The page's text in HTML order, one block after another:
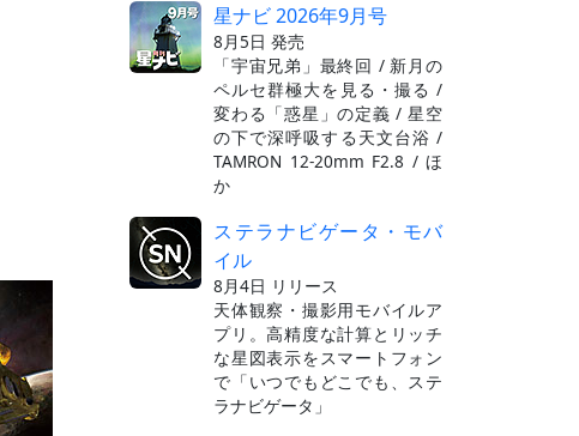
星ナビ 2026年9月号
8月5日 発売
「宇宙兄弟」最終回 / 新月の
ペルセ群極大を見る・撮る /
変わる「惑星」の定義 / 星空
の下で深呼吸する天文台浴 /
TAMRON 12-20mm F2.8 / ほ
か
ステラナビゲータ・モバ
イル
8月4日 リリース
天体観察・撮影用モバイルア
プリ。高精度な計算とリッチ
な星図表示をスマートフォン
で「いつでもどこでも、ステ
ラナビゲータ」